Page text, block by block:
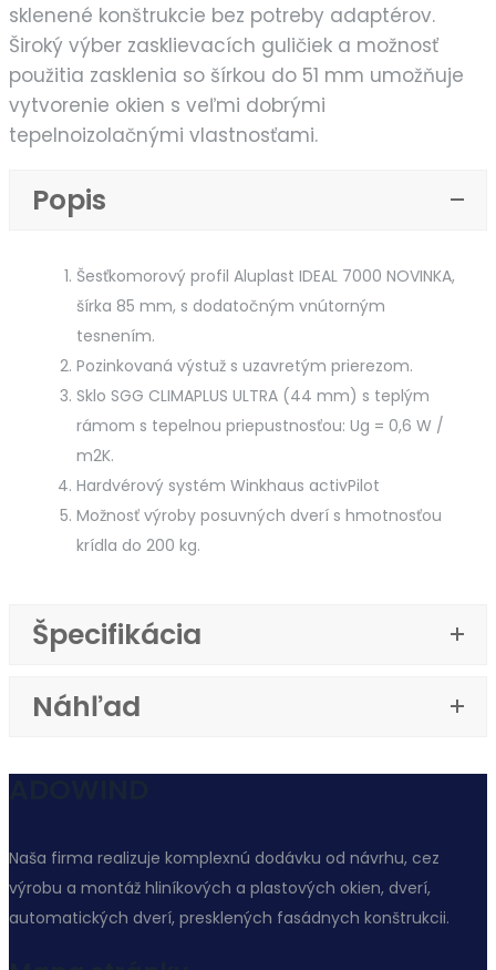
sklenené konštrukcie bez potreby adaptérov.
Široký výber zasklievacích guličiek a možnosť
použitia zasklenia so šírkou do 51 mm umožňuje
vytvorenie okien s veľmi dobrými
tepelnoizolačnými vlastnosťami.
Popis
Šesťkomorový profil Aluplast IDEAL 7000 NOVINKA,
šírka 85 mm, s dodatočným vnútorným
tesnením.
Pozinkovaná výstuž s uzavretým prierezom.
Sklo SGG CLIMAPLUS ULTRA (44 mm) s teplým
rámom s tepelnou priepustnosťou: Ug = 0,6 W /
m2K.
Hardvérový systém Winkhaus activPilot
Možnosť výroby posuvných dverí s hmotnosťou
krídla do 200 kg.
Špecifikácia
Náhľad
Naša firma realizuje komplexnú dodávku od návrhu, cez
výrobu a montáž hliníkových a plastových okien, dverí,
automatických dverí, presklených fasádnych konštrukcii.